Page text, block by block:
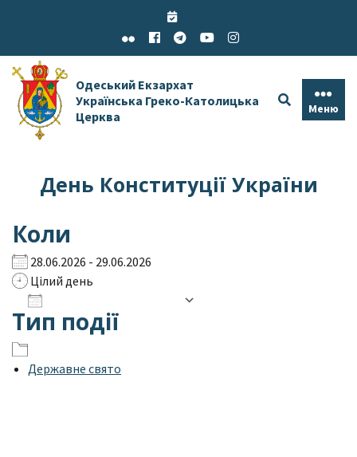
Одеський Екзархат
Українська Греко-Католицька
Церква
Меню
День Конституції України
Коли
28.06.2026 - 29.06.2026
Цілий день
Завантаження ICS
Тип події
Державне свято